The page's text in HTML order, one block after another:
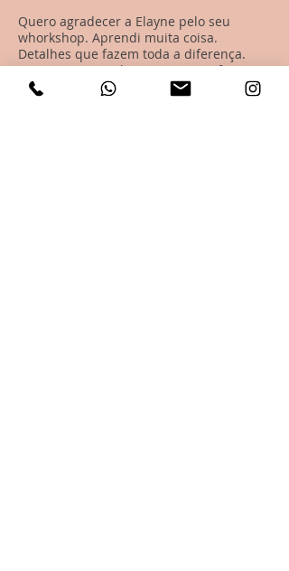
Quero agradecer a Elayne pelo seu
whorkshop. Aprendi muita coisa.
Detalhes que fazem toda a diferença.
O que mais me chamou atenção foi o
carinho e a dedicação que ela tem pelo
que faz. Sem falar da organização.